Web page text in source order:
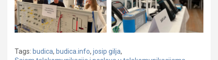
Tags: budica, budica.info, josip gilja,